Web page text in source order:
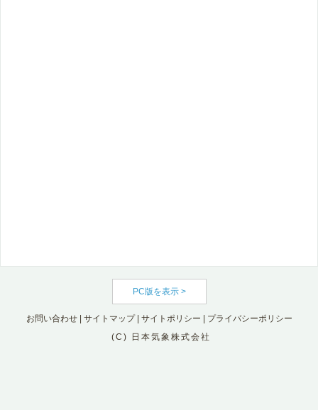
PC版を表示 >
お問い合わせ| サイトマップ| サイトポリシー
プライバシーポリシー
(C) 日本気象株式会社